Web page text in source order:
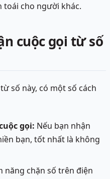
toái cho người khác.
cuộc gọi từ số
số này, có một số cách
gọi: Nếu bạn nhận
bạn, tốt nhất là không
năng chặn số trên điện